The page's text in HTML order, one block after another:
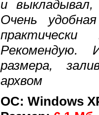
и выкладывал,
Очень
Рекомендую.
размера,
архвом
ОС: Windows